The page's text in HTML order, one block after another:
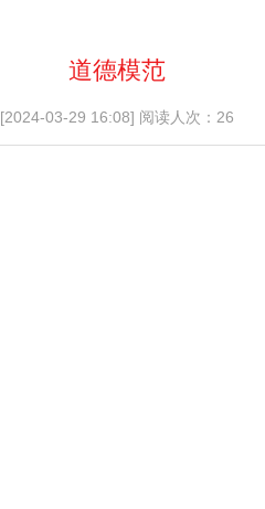
道德模范
[2024-03-29 16:08] 阅读人次：26